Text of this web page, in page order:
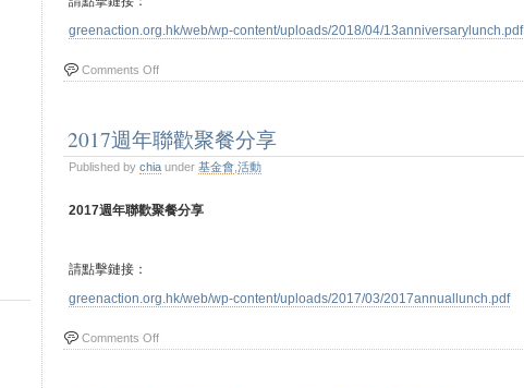
greenaction.org.hk/web/wp-content/uploads/2018/04/13anniversarylunch.pdf
Comments Off
2017週年聯歡聚餐分享
Published by chia under 基金會 活動
2017週年聯歡聚餐分享
請點擊鏈接：
greenaction.org.hk/web/wp-content/uploads/2017/03/2017annuallunch.pdf
Comments Off